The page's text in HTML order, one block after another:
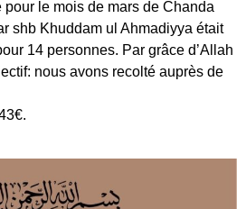
pour le mois de mars de Chanda
shb Khuddam ul Ahmadiyya était
14 personnes. Par grâce d’Allah
nous avons recolté auprès de